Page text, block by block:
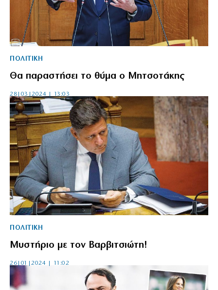
ΠΟΛΙΤΙΚΗ
Θα παραστήσει το θύμα ο Μητσοτάκης
28|03|2024 | 13:03
ΠΟΛΙΤΙΚΗ
Μυστήριο με τον Βαρβιτσιώτη!
26|01|2024 | 11:02